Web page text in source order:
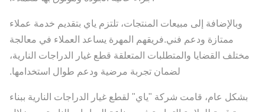
وبالإضافة إلى مبيعات المنتجات، تلتزم ياي بتقديم خدمة عملاء
ممتازة ودعم فني.فريقهم المهرة يساعد العملاء في معالجة
مختلف القضايا والمتطلبات المتعلقة قطع غيار الدراجات النارية،
لضمان تجربة مرضية ودعم طوال استخدامها.
بشكل عام، قامت شركة "ياي" لقطع غيار الدراجات النارية ببناء